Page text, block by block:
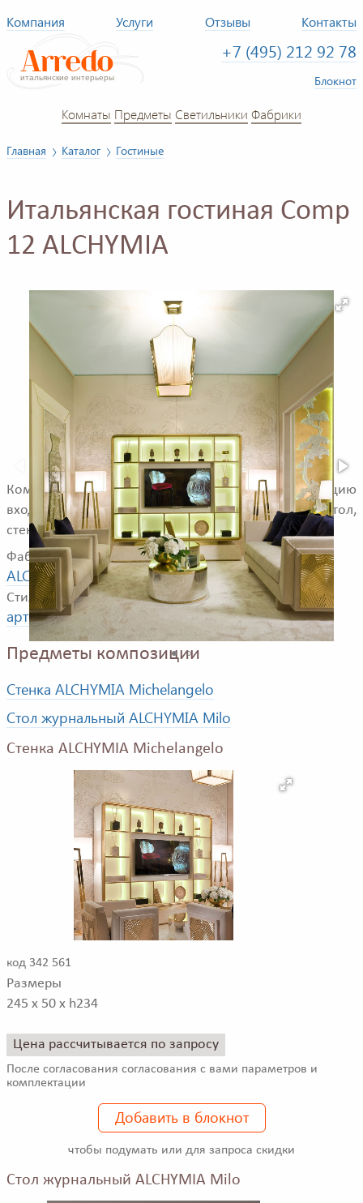
Компания Услуги Отзывы Контакты
+7 (495) 212 92 78
Блокнот
Комнаты Предметы Светильники Фабрики
Главная Каталог Гостиные
Итальянская гостиная Comp
12 ALCHYMIA
Композиция для гостиной комнаты. В композицию
входят: 3-х местный диван, кресло, журнальный стол,
стенка.
Фабрика
ALCHYMIA
Стили
арт деко
Предметы композиции
Стенка ALCHYMIA Michelangelo
Стол журнальный ALCHYMIA Milo
Стенка ALCHYMIA Michelangelo
код 342 561
Размеры
245 x 50 x h234
Цена рассчитывается по запросу
После согласования согласования с вами параметров и
комплектации
Добавить в блокнот
чтобы подумать или для запроса скидки
Стол журнальный ALCHYMIA Milo